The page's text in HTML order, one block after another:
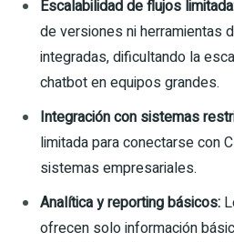
Escalabilidad de flujos
de versiones ni herramientas
integradas, dificultando la
chatbot en equipos grandes.
Integración con sistemas
limitada para conectarse con
sistemas empresariales.
Analítica y reporting básicos:
ofrecen solo información